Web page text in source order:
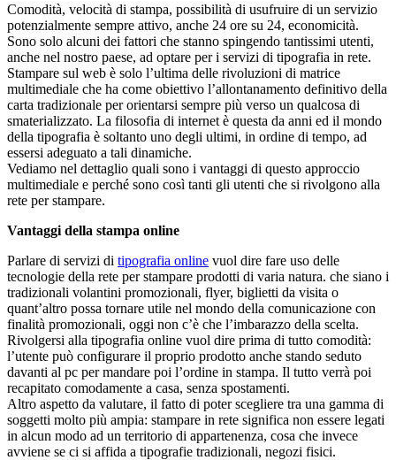
Comodità, velocità di stampa, possibilità di usufruire di un servizio
potenzialmente sempre attivo, anche 24 ore su 24, economicità.
Sono solo alcuni dei fattori che stanno spingendo tantissimi utenti,
anche nel nostro paese, ad optare per i servizi di tipografia in rete.
Stampare sul web è solo l’ultima delle rivoluzioni di matrice
multimediale che ha come obiettivo l’allontanamento definitivo della
carta tradizionale per orientarsi sempre più verso un qualcosa di
smaterializzato. La filosofia di internet è questa da anni ed il mondo
della tipografia è soltanto uno degli ultimi, in ordine di tempo, ad
essersi adeguato a tali dinamiche.
Vediamo nel dettaglio quali sono i vantaggi di questo approccio
multimediale e perché sono così tanti gli utenti che si rivolgono alla
rete per stampare.
Vantaggi della stampa online
Parlare di servizi di tipografia online vuol dire fare uso delle
tecnologie della rete per stampare prodotti di varia natura. che siano i
tradizionali volantini promozionali, flyer, biglietti da visita o
quant’altro possa tornare utile nel mondo della comunicazione con
finalità promozionali, oggi non c’è che l’imbarazzo della scelta.
Rivolgersi alla tipografia online vuol dire prima di tutto comodità:
l’utente può configurare il proprio prodotto anche stando seduto
davanti al pc per mandare poi l’ordine in stampa. Il tutto verrà poi
recapitato comodamente a casa, senza spostamenti.
Altro aspetto da valutare, il fatto di poter scegliere tra una gamma di
soggetti molto più ampia: stampare in rete significa non essere legati
in alcun modo ad un territorio di appartenenza, cosa che invece
avviene se ci si affida a tipografie tradizionali, negozi fisici.